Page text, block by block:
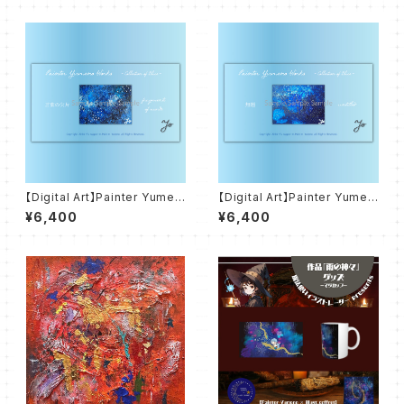
【Digital Art】Painter Yumen
o Works - Colletion of Blu
e - 言葉の欠片 fragments of
¥6,400
【Digital Art】Painter Yumen
o Works - Colletion of Blu
e - 無題 untitled
¥6,400